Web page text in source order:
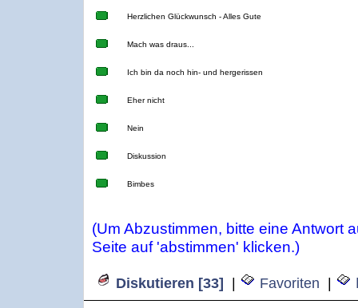
Herzlichen Glückwunsch - Alles Gute
Mach was draus...
Ich bin da noch hin- und hergerissen
Eher nicht
Nein
Diskussion
Bimbes
(Um Abzustimmen, bitte eine Antwort
Seite auf 'abstimmen' klicken.)
Diskutieren [33] Favoriten